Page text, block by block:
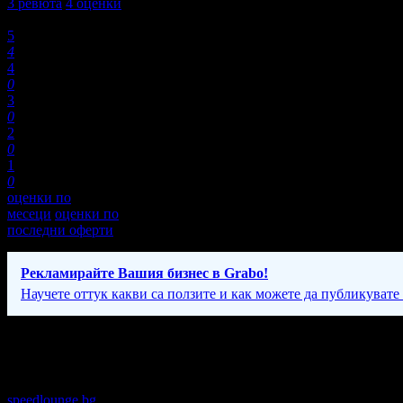
3 ревюта 4 оценки
5
4
4
0
3
0
2
0
1
0
оценки по
месеци оценки по
последни оферти
Рекламирайте Вашия бизнес в Grabo!
Научете оттук какви са ползите и как можете да публикувате
speedlounge.bg